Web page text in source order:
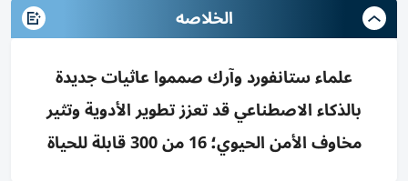
الخلاصه
علماء ستانفورد وآرك صمموا عاثيات جديدة
بالذكاء الاصطناعي قد تعزز تطوير الأدوية وتثير
مخاوف الأمن الحيوي؛ 16 من 300 قابلة للحياة